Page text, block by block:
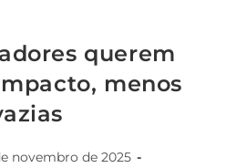
querem
menos
novembro de 2025